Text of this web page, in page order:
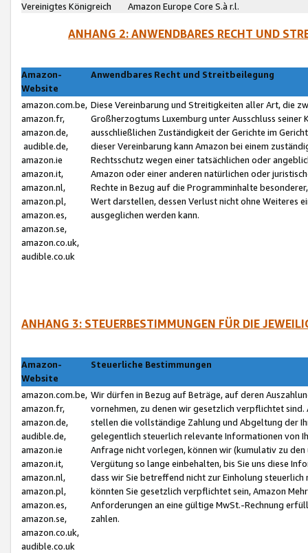
Vereinigtes Königreich
Amazon Europe Core S.à r.l.
ANHANG 2: ANWENDBARES RECHT UND
Amazon-
Website
Anwendbares Recht und Streitbeilegung
amazon.com.be,
amazon.fr,
amazon.de,
audible.de,
amazon.ie
amazon.it,
amazon.nl,
amazon.pl,
amazon.es,
amazon.se,
amazon.co.uk,
audible.co.uk
Diese Vereinbarung und Streitigkeiten aller Art, die
Großherzogtums Luxemburg unter Ausschluss
ausschließlichen Zuständigkeit der Gerichte im
dieser Vereinbarung kann Amazon bei einem
Rechtsschutz wegen einer tatsächlichen oder
Amazon oder einer anderen natürlichen oder
Rechte in Bezug auf die Programminhalte
Wert darstellen, dessen Verlust nicht ohne Weiteres
ausgeglichen werden kann.
ANHANG 3: STEUERBESTIMMUNGEN FÜR DIE
Amazon-
Website
Steuerliche Bestimmungen
amazon.com.be,
amazon.fr,
amazon.de,
audible.de,
amazon.ie
amazon.it,
amazon.nl,
amazon.pl,
amazon.es,
amazon.se,
amazon.co.uk,
audible.co.uk
Wir dürfen in Bezug auf Beträge, auf deren
vornehmen, zu denen wir gesetzlich verpflichtet
stellen die vollständige Zahlung und Abgeltung der
gelegentlich steuerlich relevante Informationen von
Anfrage nicht vorlegen, können wir (kumulativ zu
Vergütung so lange einbehalten, bis Sie uns diese
dass wir Sie betreffend nicht zur Einholung
könnten Sie gesetzlich verpflichtet sein, Amazon
Anforderungen an eine gültige MwSt.-Rechnung
zahlen.